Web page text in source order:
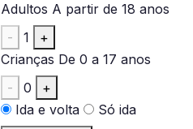
Adultos A partir de 18 anos
-
1
+
Crianças De 0 a 17 anos
-
0
+
Ida e volta
Só ida